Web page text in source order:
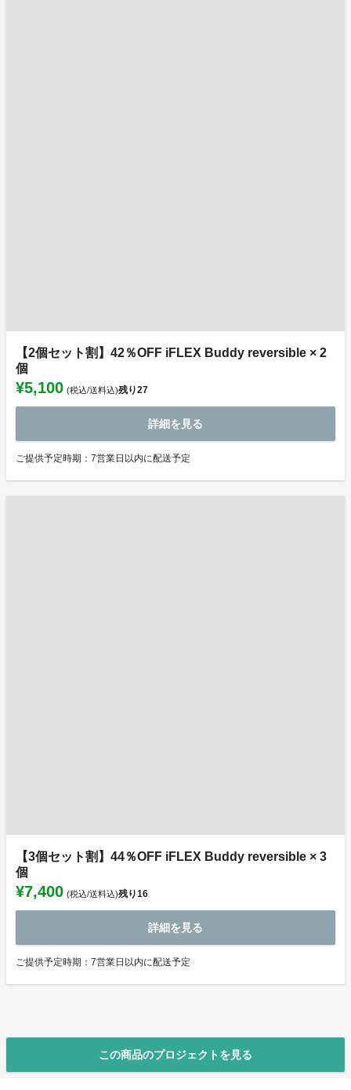
【2個セット割】42％OFF iFLEX Buddy reversible × 2
個
¥5,100 (税込/送料込)残り27
詳細を見る
ご提供予定時期：7営業日以内に配送予定
【3個セット割】44％OFF iFLEX Buddy reversible × 3
個
¥7,400 (税込/送料込)残り16
詳細を見る
ご提供予定時期：7営業日以内に配送予定
この商品のプロジェクトを見る